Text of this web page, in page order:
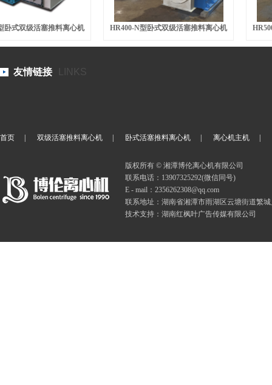
级活塞推料离心机 HR400-N型卧式双级活塞推料离心机 HR500-N
友情链接 LINKS
首页 | 双级活塞推料离心机 | 卧式活塞推料离心机 | 离心机主机 |
版权所有 © 湘潭博伦离心机有限公司
联系电话：13907325292(微信同号)
E - mail：2356262308@qq.com
联系地址：湖南省湘潭市雨湖区云塘街道繁城
技术支持：湖南红枫叶广告传媒有限公司